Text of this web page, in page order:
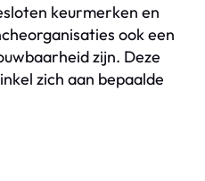
keurmerken en
ook een
zijn. Deze
zich aan bepaalde